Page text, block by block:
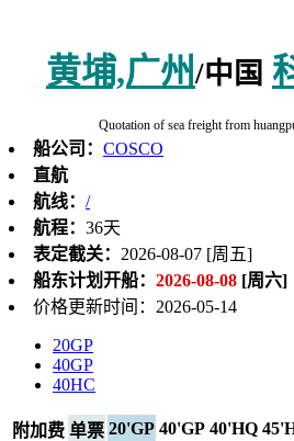
黄埔,广州/中国
Quotation of sea freight from
船公司： COSCO
直航
航线： /
航程： 36天
表定截关： 2026-08-07 [周五]
船东计划开船： 2026-08-08 [周六]
价格更新时间：2026-05-14
20GP
40GP
40HC
附加费 单票 20'GP 40'GP 40'HQ